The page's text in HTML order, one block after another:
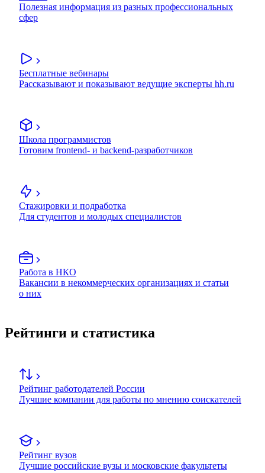
Полезная информация из разных профессиональных
сфер
Бесплатные вебинары
Рассказывают и показывают ведущие эксперты hh.ru
Школа программистов
Готовим frontend- и backend-разработчиков
Стажировки и подработка
Для студентов и молодых специалистов
Работа в НКО
Вакансии в некоммерческих организациях и статьи
о них
Рейтинги и статистика
Рейтинг работодателей России
Лучшие компании для работы по мнению соискателей
Рейтинг вузов
Лучшие российские вузы и московские факультеты